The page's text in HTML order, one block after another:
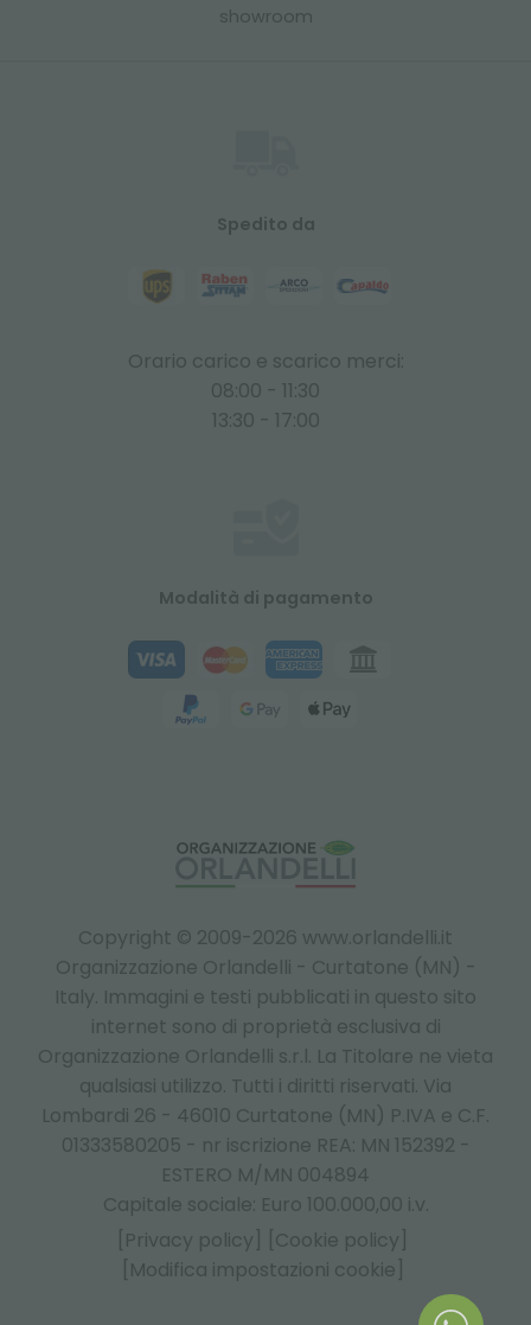
showroom
Copyright © 2009-2026 www.orlandelli.it
Organizzazione Orlandelli - Curtatone (MN) -
Italy. Immagini e testi pubblicati in questo sito
internet sono di proprietà esclusiva di
Organizzazione Orlandelli s.r.l. La Titolare ne vieta
qualsiasi utilizzo. Tutti i diritti riservati. Via
Lombardi 26 - 46010 Curtatone (MN) P.IVA e C.F.
01333580205 - nr iscrizione REA: MN 152392 -
ESTERO M/MN 004894
Capitale sociale: Euro 100.000,00 i.v.
[Privacy policy]
[Cookie policy]
[Modifica impostazioni cookie]
Spedito da
Orario carico e scarico merci:
08:00 - 11:30
13:30 - 17:00
Modalità di pagamento